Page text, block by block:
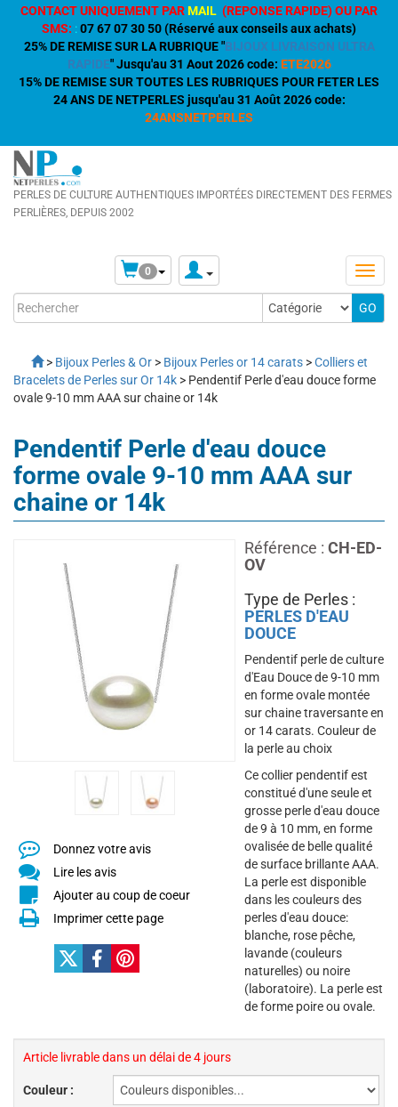
CONTACT UNIQUEMENT PARMAIL (REPONSE RAPIDE) OU PAR
SMS: :07 67 07 30 50 (Réservé aux conseils aux achats)
25% DE REMISE SUR LA RUBRIQUE "BIJOUX LIVRAISON ULTRA
RAPIDE" Jusqu'au 31 Aout 2026 code: ETE2026
15% DE REMISE SUR TOUTES LES RUBRIQUES POUR FETER LES
24 ANS DE NETPERLES jusqu'au 31 Août 2026 code:
24ANSNETPERLES
PERLES DE CULTURE AUTHENTIQUES IMPORTÉES DIRECTEMENT DES FERMES
PERLIÈRES, DEPUIS 2002
0
> Bijoux Perles & Or > Bijoux Perles or 14 carats >Colliers et
Bracelets de Perles sur Or 14k > Pendentif Perle d'eau douce forme
ovale 9-10 mm AAA sur chaine or 14k
Pendentif Perle d'eau douce
forme ovale 9-10 mm AAA sur
chaine or 14k
Donnez votre avis
Lire les avis
Ajouter au coup de coeur
Imprimer cette page
Article livrable dans un délai de 4 jours
Couleur :
Référence : CH-ED-
OV
Type de Perles :
PERLES D'EAU
DOUCE
Pendentif perle de culture
d'Eau Douce de 9-10 mm
en forme ovale montée
sur chaine traversante en
or 14 carats. Couleur de
la perle au choix
Ce collier pendentif est
constitué d'une seule et
grosse perle d'eau douce
de 9 à 10 mm, en forme
ovalisée de belle qualité
de surface brillante AAA.
La perle est disponible
dans les couleurs des
perles d'eau douce:
blanche, rose pêche,
lavande (couleurs
naturelles) ou noire
(laboratoire). La perle est
de forme poire ou ovale.